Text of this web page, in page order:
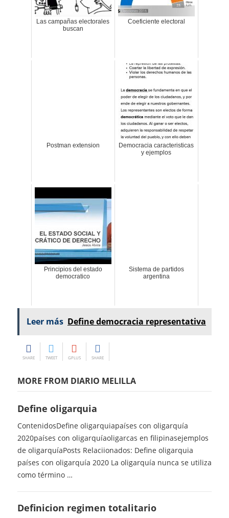
Las campañas electorales
buscan
Coeficiente electoral
Postman extension
Democracia caracteristicas
y ejemplos
Principios del estado
democratico
Sistema de partidos
argentina
Leer más Define democracia representativa
SHARE TWEET GPLUS SHARE
MORE FROM DIARIO MELILLA
Define oligarquia
ContenidosDefine oligarquiapaíses con oligarquía
2020países con oligarquíaoligarcas en filipinasejemplos
de oligarquíaPosts Relaciionados: Define oligarquia
países con oligarquía 2020 La oligarquía nunca se utiliza
como término …
Definicion regimen totalitario